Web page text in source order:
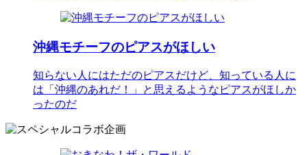
沖縄モチーフのピアスがほしい
知らない人にはただのピアスだけど、知っている人に
は「沖縄のあれだ！」と思えるようなピアスがほしか
ったのだ